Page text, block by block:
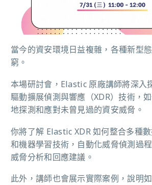
當今的資安環境日益複雜，各種新型
窮。
本場研討會，Elastic 原廠講師將深入
驅動擴展偵測與響應（XDR）技術，
地探測和應對未曾見過的資安威脅。
你將了解 Elastic XDR 如何整合多種
和機器學習技術，自動化威脅偵測過
威脅分析和回應建議。
此外，講師也會展示實際案例，說明